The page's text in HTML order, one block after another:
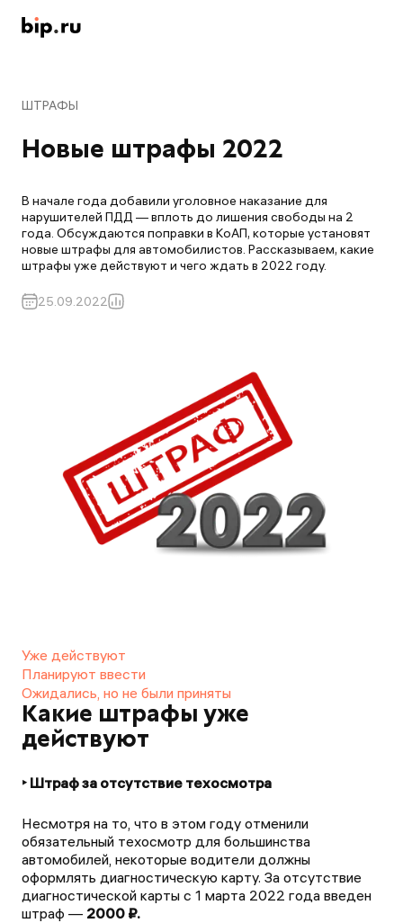
ШТРАФЫ
Новые штрафы 2022
В начале года добавили уголовное наказание для
нарушителей ПДД — вплоть до лишения свободы на 2
года. Обсуждаются поправки в КоАП, которые установят
новые штрафы для автомобилистов. Рассказываем, какие
штрафы уже действуют и чего ждать в 2022 году.
25.09.2022
Уже действуют
Планируют ввести
Ожидались, но не были приняты
Какие штрафы уже
действуют
‣ Штраф за отсутствие техосмотра
Несмотря на то, что в этом году отменили
обязательный техосмотр для большинства
автомобилей, некоторые водители должны
оформлять диагностическую карту. За отсутствие
диагностической карты с 1 марта 2022 года введен
штраф — 2000 ₽.